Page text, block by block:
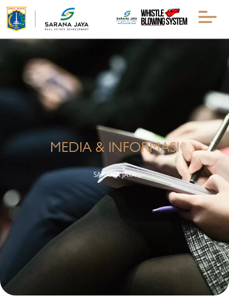
MEDIA & INFORMASI
SARANA JAYA